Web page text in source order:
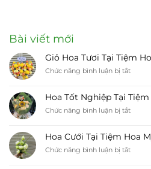
Bài viết mới
Giỏ Hoa Tươi Tại Tiệm
Chức năng bình luận bị tắtở
Tươi
Tại
My
My
Hoa Tốt Nghiệp Tại
Chức năng bình luận bị tắtở
Tại
Hoa Cưới Tại Tiệm Hoa
Chức năng bình luận bị tắtở